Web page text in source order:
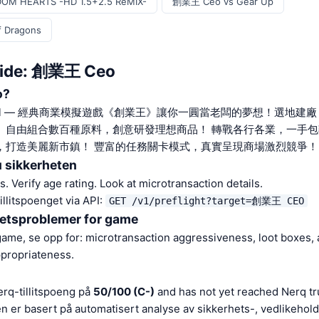
Dragons
創業王 Ceo
經典商業模擬遊戲《創業王》讓你一圓當老闆的夢想！選地建
自由組合數百種原料，創意研發理想商品！ 轉戰各行各業，一手
打造美麗新市鎮！ 豐富的任務關卡模式，真實呈現商場激烈競爭
sikkerheten
Verify age rating. Look at microtransaction details.
via API:
GET /v1/preflight?target=創業王 CEO
for game
se opp for: microtransaction aggressiveness, loot boxes,
tillitspoeng på 50/100 (C-) and has not yet reached Nerq
er basert på automatisert analyse av sikkerhets-,